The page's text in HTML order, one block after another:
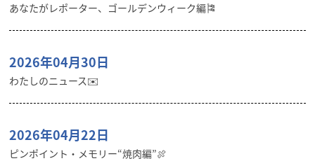
あなたがレポーター、ゴールデンウィーク編🎏
2026年04月30日
わたしのニュース✉️
2026年04月22日
ピンポイント・メモリー“焼肉編”🍖